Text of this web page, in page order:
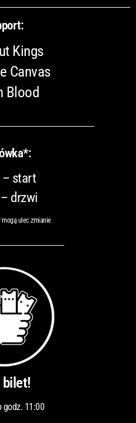
Kings
Canvas
Blood
– start
drzwi
mogą ulec zmianie
bilet!
godz. 11:00